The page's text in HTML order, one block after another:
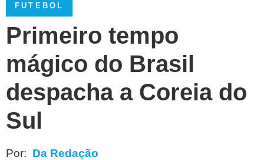
FUTEBOL
Primeiro tempo
mágico do Brasil
despacha a Coreia do
Sul
Por: Da Redação